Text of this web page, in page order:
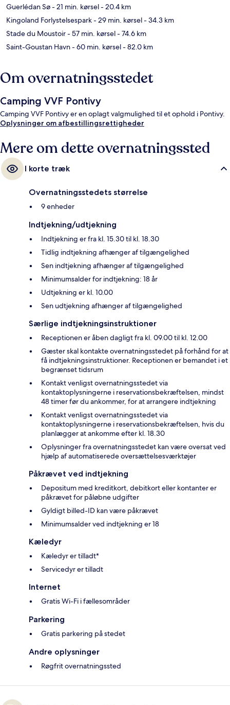
Guerlédan Sø- 21 min. kørsel- 20.4 km
Kingoland Forlystelsespark- 29 min. kørsel- 34.3 km
Stade du Moustoir- 57 min. kørsel- 74.6 km
Saint-Goustan Havn- 60 min. kørsel- 82.0 km
Om overnatningsstedet
Camping VVF Pontivy
Camping VVF Pontivy er en oplagt valgmulighed til et ophold i Pontivy.
Oplysninger om afbestillingsrettigheder
Mere om dette overnatningssted
I korte træk
Overnatningsstedets størrelse
9 enheder
Indtjekning/udtjekning
Indtjekning er fra kl. 15.30 til kl. 18.30
Tidlig indtjekning afhænger af tilgængelighed
Sen indtjekning afhænger af tilgængelighed
Minimumsalder for indtjekning: 18 år
Udtjekning er kl. 10.00
Sen udtjekning afhænger af tilgængelighed
Særlige indtjekningsinstruktioner
Receptionen er åben dagligt fra kl. 09.00 til kl. 12.00
Gæster skal kontakte overnatningsstedet på forhånd for at
få indtjekningsinstruktioner. Receptionen er bemandet i et
begrænset tidsrum
Kontakt venligst overnatningsstedet via
kontaktoplysningerne i reservationsbekræftelsen, mindst
48 timer før du ankommer, for at arrangere indtjekning
Kontakt venligst overnatningsstedet via
kontaktoplysningerne i reservationsbekræftelsen, hvis du
planlægger at ankomme efter kl. 18.30
Oplysninger fra overnatningsstedet kan være oversat ved
hjælp af automatiserede oversættelsesværktøjer
Påkrævet ved indtjekning
Depositum med kreditkort, debitkort eller kontanter er
påkrævet for påløbne udgifter
Gyldigt billed-ID kan være påkrævet
Minimumsalder ved indtjekning er 18
Kæledyr
Kæledyr er tilladt*
Servicedyr er tilladt
Internet
Gratis Wi-Fi i fællesområder
Parkering
Gratis parkering på stedet
Andre oplysninger
Røgfrit overnatningssted